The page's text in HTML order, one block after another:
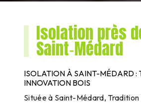
Isolation près
Saint‑Médard
ISOLATION À SAINT-MÉDARD :
INNOVATION BOIS
Située à Saint-Médard, Tradition